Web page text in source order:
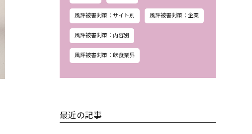
風評被害対策：サイト別 風評被害対策：企業
風評被害対策：内容別
風評被害対策：飲食業界
最近の記事